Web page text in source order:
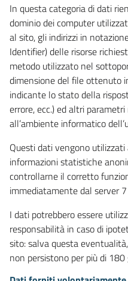
In questa categoria di dati
dominio dei computer
al sito, gli indirizzi in
Identifier) delle risorse
metodo utilizzato nel
dimensione del file ottenuto
indicante lo stato della
errore, ecc.) ed altri
all’ambiente informatico
Questi dati vengono
informazioni statistiche
controllarne il corretto
immediatamente dal server
I dati potrebbero essere
responsabilità in caso di
sito: salva questa
non persistono per più di 180